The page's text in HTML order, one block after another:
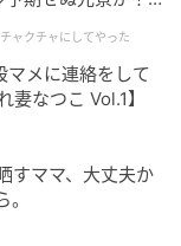
ラッとした肌
アップは和紙と
適。濡れても
ですよね。し
。どちらもミド
もキマリすぎ
ャクチャにしてやった
メに連絡をして
妻なつこ Vol.1】
すママ、大丈夫か